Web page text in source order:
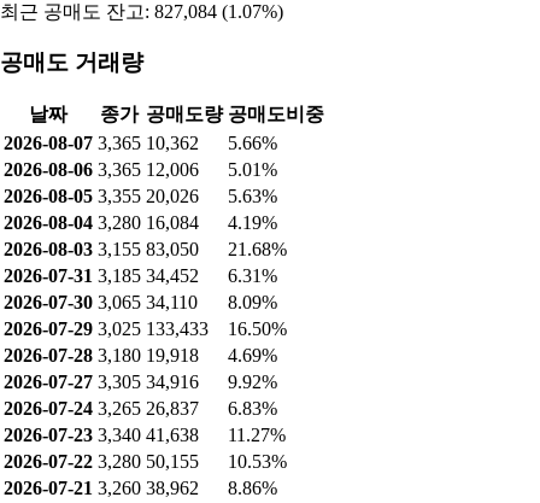
최근 공매도 잔고: 827,084 (1.07%)
공매도 거래량
날짜 종가 공매도량 공매도비중
2026-08-07 3,365 10,362
5.66%
2026-08-06 3,365 12,006
5.01%
2026-08-05 3,355 20,026
5.63%
2026-08-04 3,280 16,084
4.19%
2026-08-03 3,155 83,050
21.68%
2026-07-31 3,185 34,452
6.31%
2026-07-30 3,065 34,110
8.09%
2026-07-29 3,025 133,433
16.50%
2026-07-28 3,180 19,918
4.69%
2026-07-27 3,305 34,916
9.92%
2026-07-24 3,265 26,837
6.83%
2026-07-23 3,340 41,638
11.27%
2026-07-22 3,280 50,155
10.53%
2026-07-21 3,260 38,962
8.86%